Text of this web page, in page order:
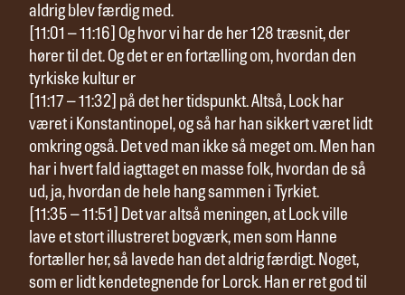
aldrig blev færdig med.
[11:01 – 11:16] Og hvor vi har de her 128 træsnit, der
hører til det. Og det er en fortælling om, hvordan den
tyrkiske kultur er
[11:17 – 11:32] på det her tidspunkt. Altså, Lock har
været i Konstantinopel, og så har han sikkert været lidt
omkring også. Det ved man ikke så meget om. Men han
har i hvert fald iagttaget en masse folk, hvordan de så
ud, ja, hvordan de hele hang sammen i Tyrkiet.
[11:35 – 11:51] Det var altså meningen, at Lock ville
lave et stort illustreret bogværk, men som Hanne
fortæller her, så lavede han det aldrig færdigt. Noget,
som er lidt kendetegnende for Lorck. Han er ret god til